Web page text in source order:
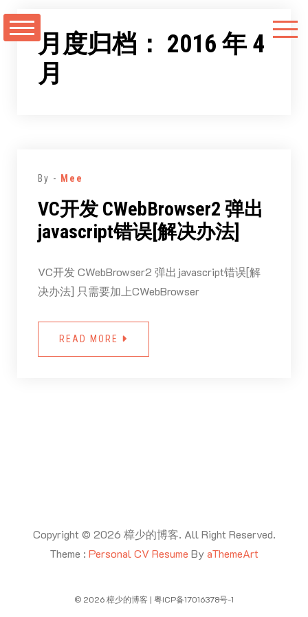
至
月度归档： 2016 年 4
月
By - Mee
VC开发 CWebBrowser2 弹出
javascript错误[解决办法]
VC开发 CWebBrowser2 弹出javascript错误[解
决办法] 只需要加上CWebBrowser
READ MORE
Copyright © 2026 樟少的博客. All Right Reserved.
Theme : Personal CV Resume ByaThemeArt
© 2026 樟少的博客 | 粤ICP备17016378号-1